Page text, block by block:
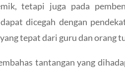
tetapi juga pada
dicegah dengan
tepat dari guru dan orang
tantangan yang